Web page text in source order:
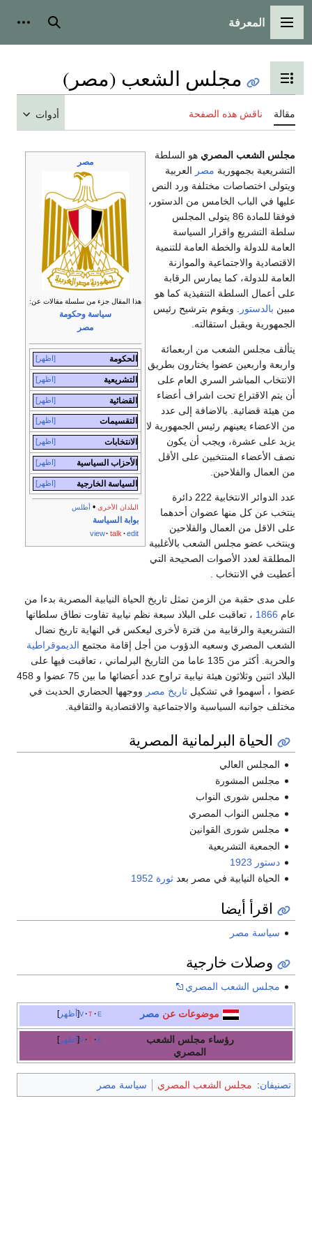
القائمة الرئيسية
المعرفة بحث
تبديل عرض جدول المحتويات
مجلس الشعب (مصر)
مقالة ناقش هذه الصفحة أدوات
مصر
هذا المقال جزء من سلسلة مقالات عن:
سياسة وحكومة
مصر
الحكومة [اظهر]
التشريعية [اظهر]
القضائية [اظهر]
التقسيمات [اظهر]
الانتخابات [اظهر]
الأحزاب السياسية [اظهر]
السياسة الخارجية [اظهر]
البلدان الأخرى• أطلس
بوابة السياسة
view talk edit
مجلس الشعب المصري هو السلطة
التشريعية بجمهورية مصر العربية
ويتولى اختصاصات مختلفة ورد النص
عليها في الباب الخامس من الدستور،
فوفقا للمادة 86 يتولى المجلس
سلطة التشريع واقرار السياسة
العامة للدولة والخطة العامة للتنمية
الاقتصادية والاجتماعية والموازنة
العامة للدولة، كما يمارس الرقابة
على أعمال السلطة التنفيذية كما هو
مبين بالدستور
. ويقوم بترشيح رئيس
الجمهورية ويقبل استقالته.
يتألف مجلس الشعب من اربعمائة
واربعة واربعين عضوا يختارون بطريق
الانتخاب المباشر السري العام على
أن يتم الاقتراع تحت اشراف أعضاء
من هيئة قضائية. بالاضافة إلى عدد
من الاعضاء يعينهم رئيس الجمهورية لا
يزيد على عشرة، ويجب أن يكون
نصف الأعضاء المنتخبين على الأقل
من العمال والفلاحين.
عدد الدوائر الانتخابية 222 دائرة
ينتخب عن كل منها عضوان أحدهما
على الاقل من العمال والفلاحين
وينتخب عضو مجلس الشعب بالأغلبية
المطلقة لعدد الأصوات الصحيحة التي
أعطيت في الانتخاب .
على مدى حقبة من الزمن تمثل تاريخ الحياة النيابية المصرية بدءا من
عام 1866 ، تعاقبت على البلاد سبعة نظم نيابية تفاوت نطاق سلطاتها
التشريعية والرقابية من فترة لأخرى ليعكس في النهاية تاريخ نضال
الشعب المصري وسعيه الدؤوب من أجل إقامة مجتمع الديموقراطية
والحرية. أكثر من 135 عاما من التاريخ البرلماني ، تعاقبت فيها على
البلاد اثنين وثلاثون هيئة نيابية تراوح عدد أعضائها ما بين 75 عضوا و 458
عضوا ، أسهموا في تشكيل تاريخ مصر ووجهها الحضاري الحديث في
مختلف جوانبه السياسية والاجتماعية والاقتصادية والثقافية.
الحياة البرلمانية المصرية
المجلس العالي
مجلس المشورة
مجلس شورى النواب
مجلس النواب المصري
مجلس شورى القوانين
الجمعية التشريعية
دستور 1923
الحياة النيابية في مصر بعدثورة 1952
اقرأ أيضا
سياسة مصر
وصلات خارجية
مجلس الشعب المصري
أظهر v t e موضوعات عن مصر
أظهر v t e
رؤساء مجلس الشعب
المصري
تصنيفان: مجلس الشعب المصري سياسة مصر